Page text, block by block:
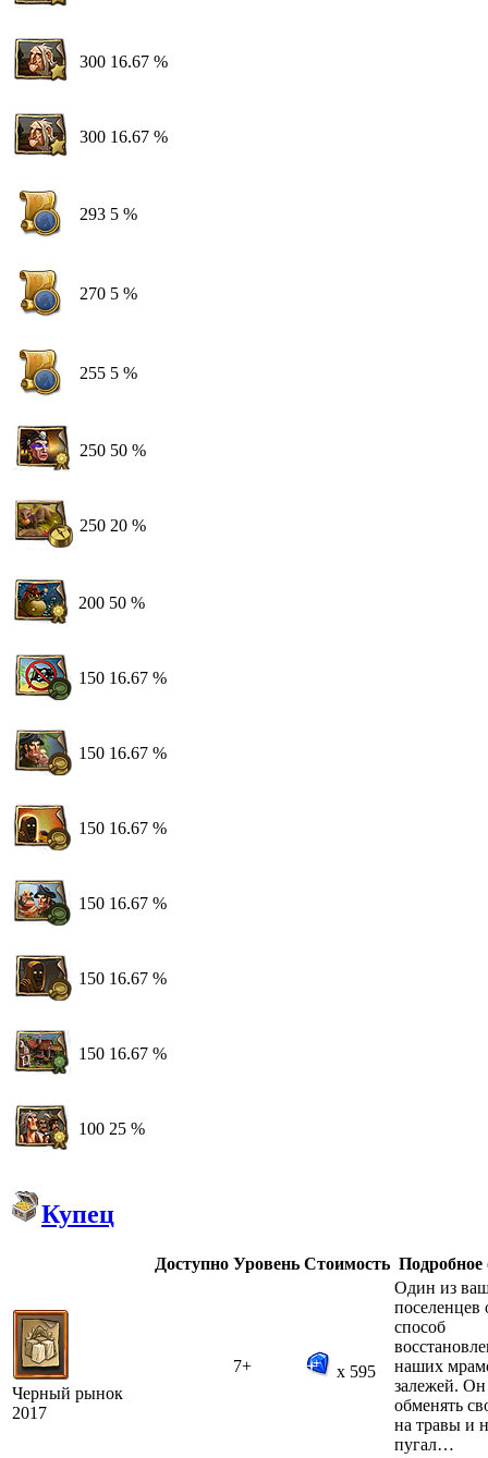
300 16.67 %
300 16.67 %
293 5 %
270 5 %
255 5 %
250 50 %
250 20 %
200 50 %
150 16.67 %
150 16.67 %
150 16.67 %
150 16.67 %
150 16.67 %
150 16.67 %
100 25 %
Купец
Доступно Уровень Стоимость Подробное
Черный рынок
2017
7+ x 595
Один из
поселенцев
способ
наших
залежей. Он
обменять
на травы и
пугал…